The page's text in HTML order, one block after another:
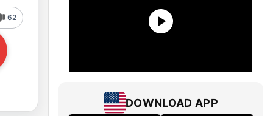
62
DOWNLOAD APP